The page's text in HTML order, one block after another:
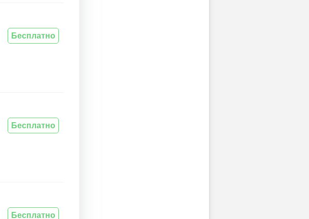
Бесплатно
Бесплатно
Бесплатно